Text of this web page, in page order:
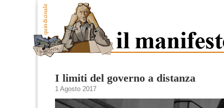
I limiti del governo a distanza
1 Agosto 2017